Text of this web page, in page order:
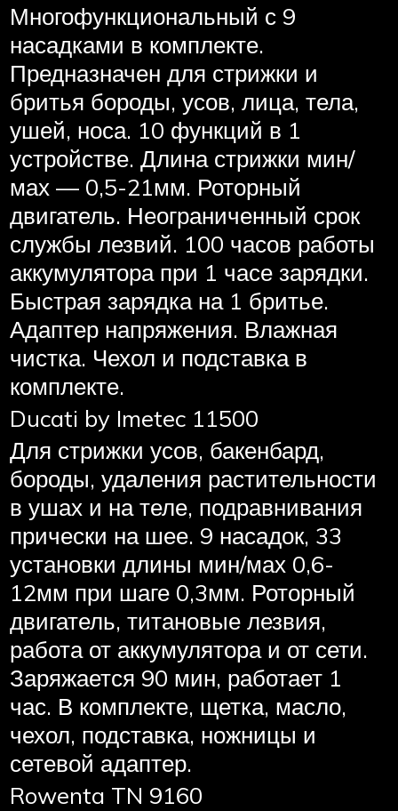
Многофункциональный с 9
насадками в комплекте.
Предназначен для стрижки и
бритья бороды, усов, лица, тела,
ушей, носа. 10 функций в 1
устройстве. Длина стрижки мин/
мах — 0,5-21мм. Роторный
двигатель. Неограниченный срок
службы лезвий. 100 часов работы
аккумулятора при 1 часе зарядки.
Быстрая зарядка на 1 бритье.
Адаптер напряжения. Влажная
чистка. Чехол и подставка в
комплекте.
Ducati by Imetec 11500
Для стрижки усов, бакенбард,
бороды, удаления растительности
в ушах и на теле, подравнивания
прически на шее. 9 насадок, 33
установки длины мин/мах 0,6-
12мм при шаге 0,3мм. Роторный
двигатель, титановые лезвия,
работа от аккумулятора и от сети.
Заряжается 90 мин, работает 1
час. В комплекте, щетка, масло,
чехол, подставка, ножницы и
сетевой адаптер.
Rowenta TN 9160